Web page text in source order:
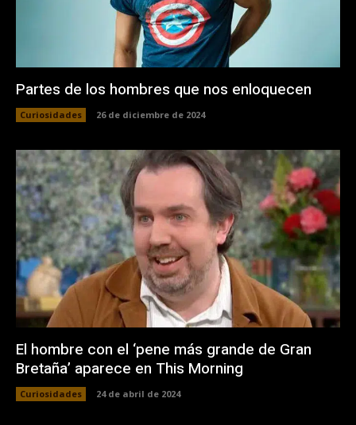
Partes de los hombres que nos enloquecen
Curiosidades 26 de diciembre de 2024
El hombre con el ‘pene más grande de Gran
Bretaña’ aparece en This Morning
Curiosidades 24 de abril de 2024